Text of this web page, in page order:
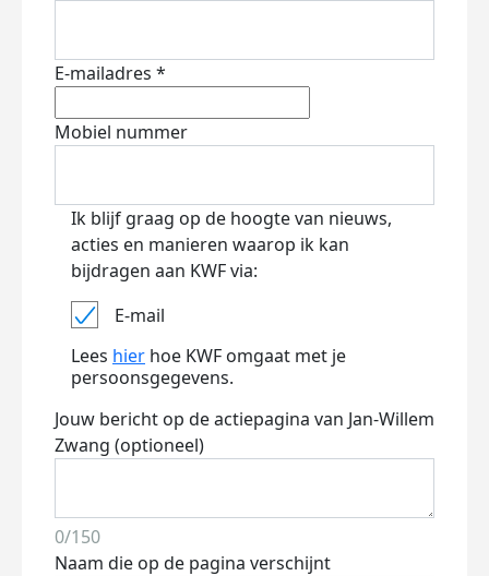
E-mailadres *
Mobiel nummer
Ik blijf graag op de hoogte van nieuws,
acties en manieren waarop ik kan
bijdragen aan KWF via:
E-mail
Lees hier hoe KWF omgaat met je
persoonsgegevens.
Jouw bericht op de actiepagina van Jan-Willem
Zwang (optioneel)
0/150
Naam die op de pagina verschijnt